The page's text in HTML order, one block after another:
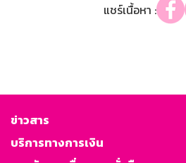
แชร์เนื้อหา :
ข่าวสาร
บริการทางการเงิน